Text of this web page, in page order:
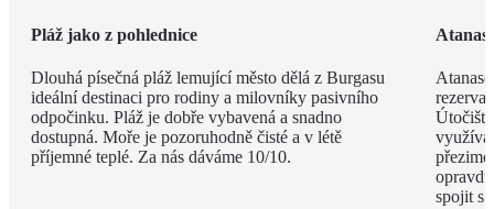
Pláž jako z pohlednice
Dlouhá písečná pláž lemující město dělá z Burgasu
ideální destinaci pro rodiny a milovníky pasivního
odpočinku. Pláž je dobře vybavená a snadno
dostupná. Moře je pozoruhodně čisté a v létě
příjemné teplé. Za nás dáváme 10/10.
spojit s